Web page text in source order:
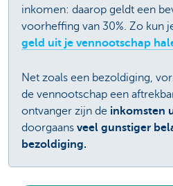
inkomen: daarop geldt een
voorheffing van 30%. Zo kun
geld uit je vennootschap
Net zoals een bezoldiging,
de vennootschap een
ontvanger zijn de inkomsten
doorgaans veel gunstiger
bezoldiging.